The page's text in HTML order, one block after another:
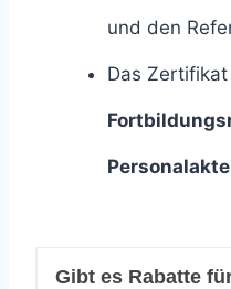
und den
Das
Personalakte
Gibt es Rabatte